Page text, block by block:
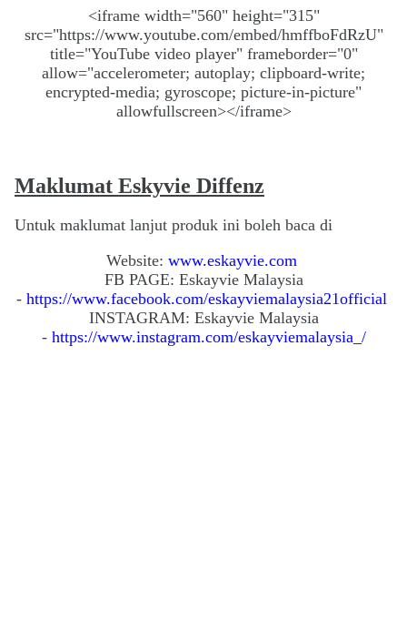
<iframe width="560" height="315"
src="https://www.youtube.com/embed/hmffboFdRzU"
title="YouTube video player" frameborder="0"
allow="accelerometer; autoplay; clipboard-write;
encrypted-media; gyroscope; picture-in-picture"
allowfullscreen></iframe>
Maklumat Eskyvie Diffenz
Untuk maklumat lanjut produk ini boleh baca di
Website: www.eskayvie.com
FB PAGE: Eskayvie Malaysia
- https://www.facebook.com/eskayviemalaysia21official
INSTAGRAM: Eskayvie Malaysia
- https://www.instagram.com/eskayviemalaysia_/